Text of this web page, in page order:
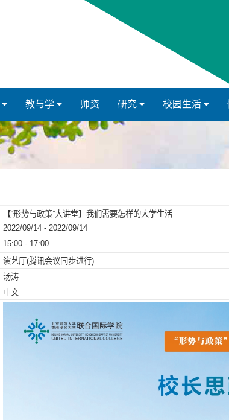
教与学 师资 研究 校园生活
【“形势与政策”大讲堂】我们需要怎样的大学生活
2022/09/14 - 2022/09/14
15:00 - 17:00
演艺厅(腾讯会议同步进行)
汤涛
中文